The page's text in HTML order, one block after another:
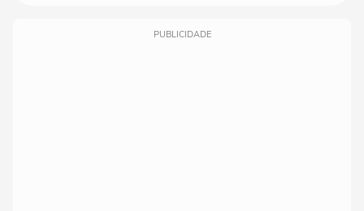
PUBLICIDADE